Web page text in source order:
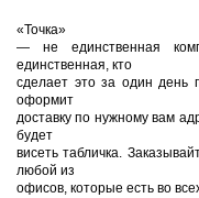
«Точка»
— не единственная
единственная, кто
сделает это за один день
оформит
доставку по нужному вам
будет
висеть табличка.
любой из
офисов, которые есть во